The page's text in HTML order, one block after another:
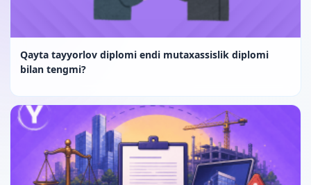
Qayta tayyorlov diplomi endi mutaxassislik diplomi
bilan tengmi?